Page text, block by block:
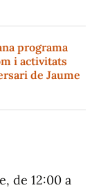
programa
i activitats
de Jaume
de 12:00 a